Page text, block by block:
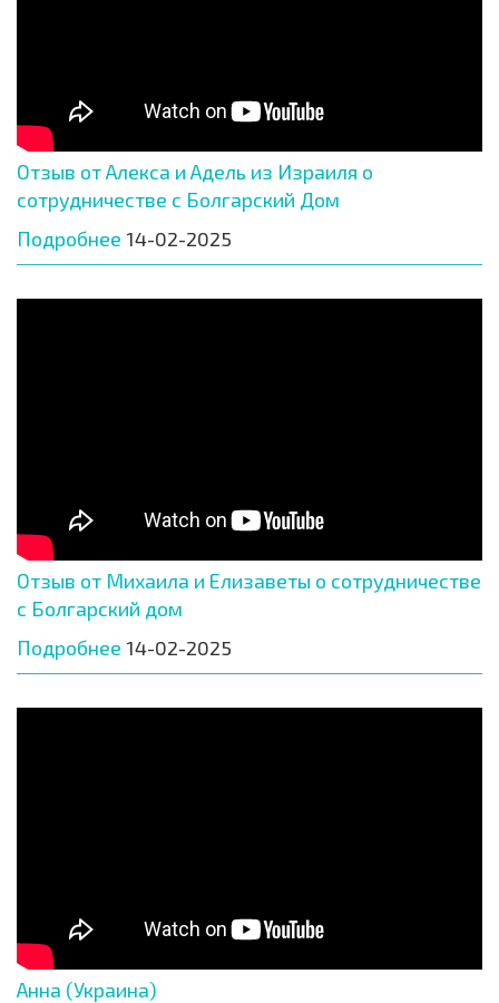
Отзыв от Алекса и Адель из Израиля о
сотрудничестве с Болгарский Дом
Подробнее 14-02-2025
Отзыв от Михаила и Елизаветы о сотрудничестве
с Болгарский дом
Подробнее 14-02-2025
Анна (Украина)